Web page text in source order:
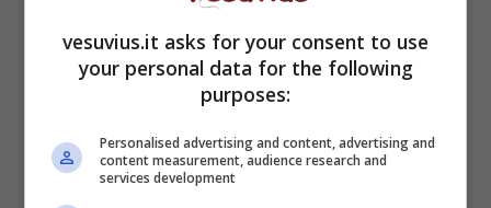
vesuvius.it asks for your consent to use
your personal data for the following
purposes:
Personalised advertising and content, advertising and
content measurement, audience research and
services development